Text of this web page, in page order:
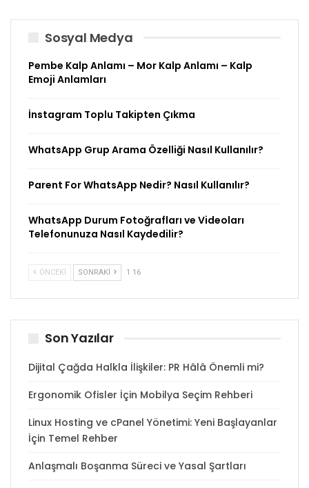
Sosyal Medya
Pembe Kalp Anlamı – Mor Kalp Anlamı – Kalp
Emoji Anlamları
İnstagram Toplu Takipten Çıkma
WhatsApp Grup Arama Özelliği Nasıl Kullanılır?
Parent For WhatsApp Nedir? Nasıl Kullanılır?
WhatsApp Durum Fotoğrafları ve Videoları
Telefonunuza Nasıl Kaydedilir?
ÖNCEKI SONRAKI 1 16
Son Yazılar
Dijital Çağda Halkla İlişkiler: PR Hâlâ Önemli mi?
Ergonomik Ofisler İçin Mobilya Seçim Rehberi
Linux Hosting ve cPanel Yönetimi: Yeni Başlayanlar
İçin Temel Rehber
Anlaşmalı Boşanma Süreci ve Yasal Şartları